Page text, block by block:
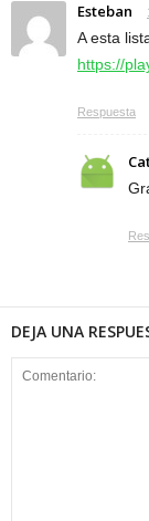
Esteban
A esta
https://
Respuesta
DEJA UNA